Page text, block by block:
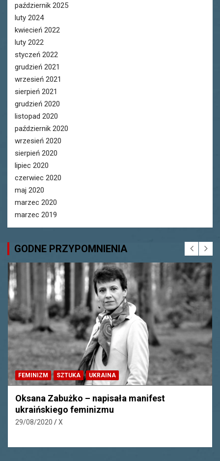
październik 2025
luty 2024
kwiecień 2022
luty 2022
styczeń 2022
grudzień 2021
wrzesień 2021
sierpień 2021
grudzień 2020
listopad 2020
październik 2020
wrzesień 2020
sierpień 2020
lipiec 2020
czerwiec 2020
maj 2020
marzec 2020
marzec 2019
GODNE PRZYPOMNIENIA
EKWADOR FEMINIZM HISTORIA PERU
Manuela Sáenz, ekwadorska feministka i
rewolucjonistka
10/08/2020 X